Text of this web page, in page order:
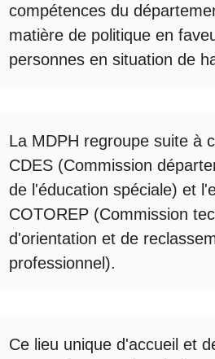
compétences du
matière de politique en
personnes en situation de
La MDPH regroupe suite à
CDES (Commission
de l'éducation spéciale) et
COTOREP (Commission
d'orientation et de
professionnel).
Ce lieu unique d'accueil et